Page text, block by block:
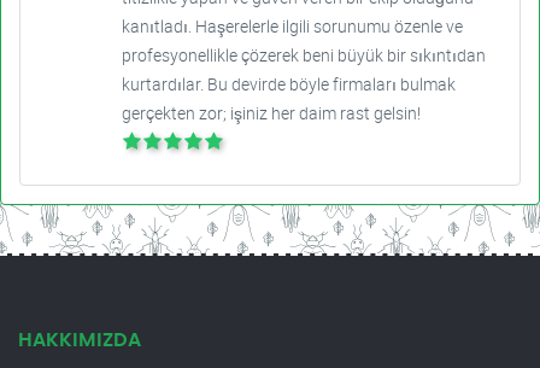
kanıtladı. Haşerelerle ilgili sorunumu özenle ve
profesyonellikle çözerek beni büyük bir sıkıntıdan
kurtardılar. Bu devirde böyle firmaları bulmak
gerçekten zor; işiniz her daim rast gelsin!
HAKKIMIZDA